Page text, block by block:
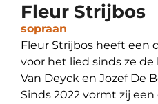
Fleur Strijbos
sopraan
Fleur Strijbos heeft een
voor het lied sinds ze
Van Deyck en Jozef De
Sinds 2022 vormt zij